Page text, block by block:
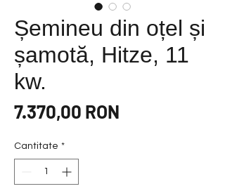
Șemineu din oțel și
șamotă, Hitze, 11
kw.
7.370,00 RON
Cantitate *